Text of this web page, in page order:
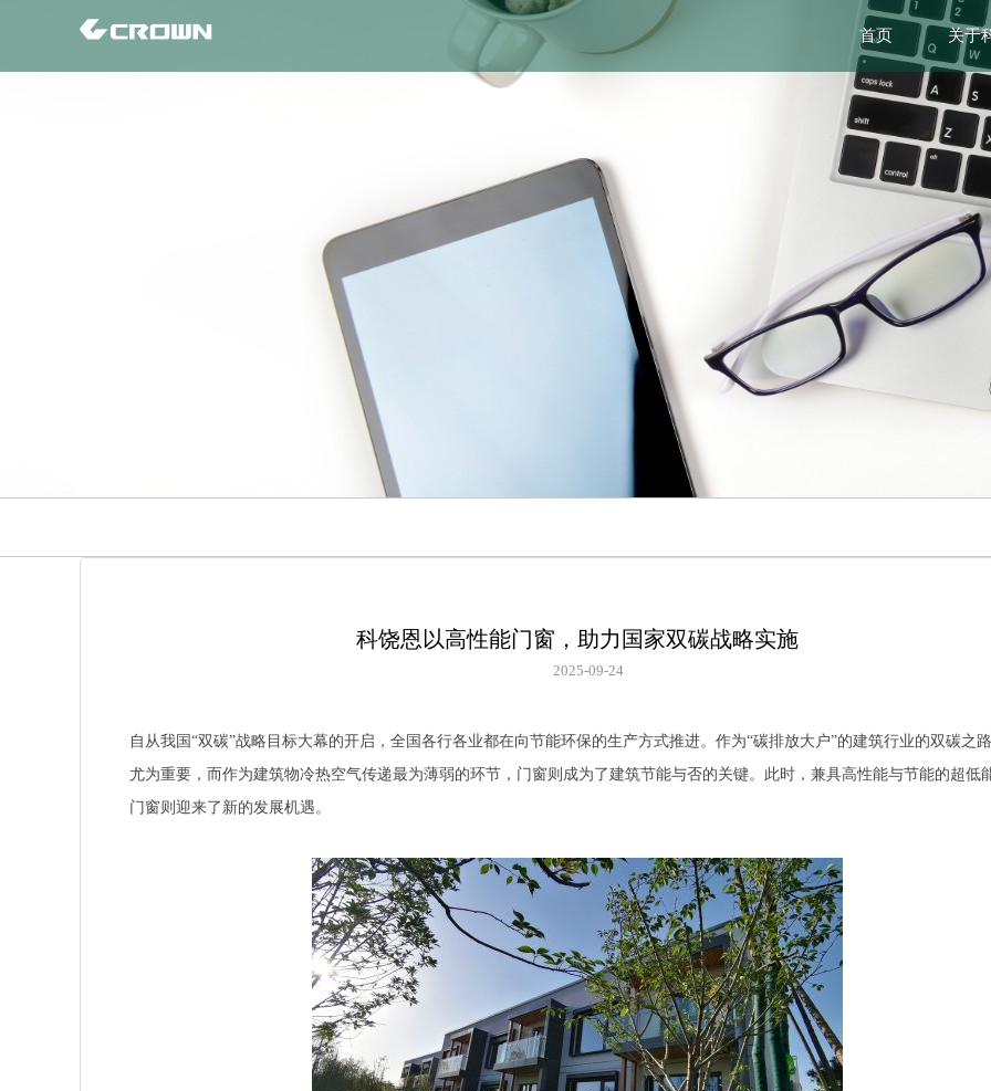
首页 关于
科饶恩以高性能门窗，助力国家双碳战略实施
2025-09-24
自从我国“双碳”战略目标大幕的开启，全国各行各业都在向节能环保的生产方式推进。作为“碳排放大户”的建筑行业的双碳之
尤为重要，而作为建筑物冷热空气传递最为薄弱的环节，门窗则成为了建筑节能与否的关键。此时，兼具高性能与节能的超低
门窗则迎来了新的发展机遇。